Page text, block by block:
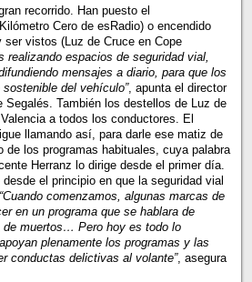
recorrido. Han puesto el
Cero de esRadio) o encendido
vistos (Luz de Cruce en Cope
realizando espacios de seguridad vial,
mensajes a diario, para que los
del vehículo”, apunta el director
Segalés. También los destellos de Luz de
a todos los conductores. El
llamando así, para darle ese matiz de
de los programas habituales, cuya palabra
Herranz lo dirige desde el primer día.
el principio en que la seguridad vial
“Cuando comenzamos, algunas marcas de
en un programa que se hablara de
muertos… Pero hoy es todo lo
plenamente los programas y las
conductas delictivas al volante”, asegura